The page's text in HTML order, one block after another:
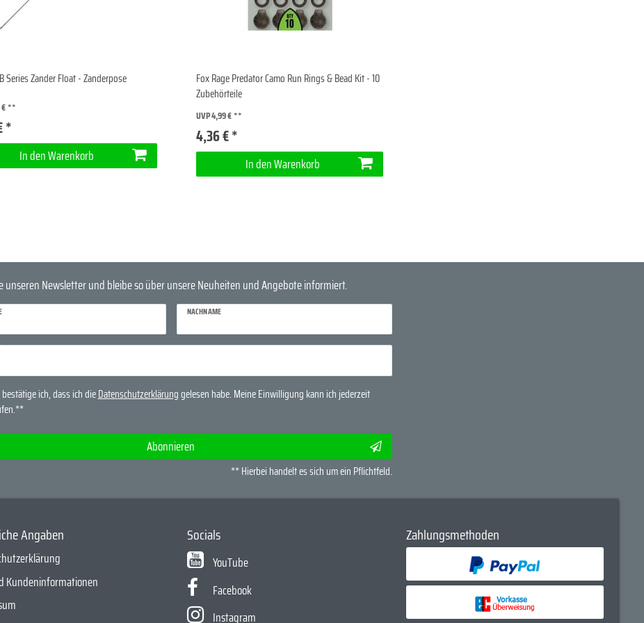
Series Zander Float - Zanderpose
*
In den Warenkorb
Fox Rage Predator Camo Run Rings & Bead Kit - 10
Zubehörteile
UVP 4,99 €
4,36 € *
In den Warenkorb
unseren Newsletter und bleibe so über unsere Neuheiten und Angebote informiert.
NACHNAME
ich, dass ich dieDaten­schutz­erklärunggelesen habe. Meine Einwilligung kann ich jederzeit
Abonnieren
** Hierbei handelt es sich um ein Pflichtfeld.
Angaben
Kundeninformationen
Socials
YouTube
Facebook
Instagram
Zahlungsmethoden